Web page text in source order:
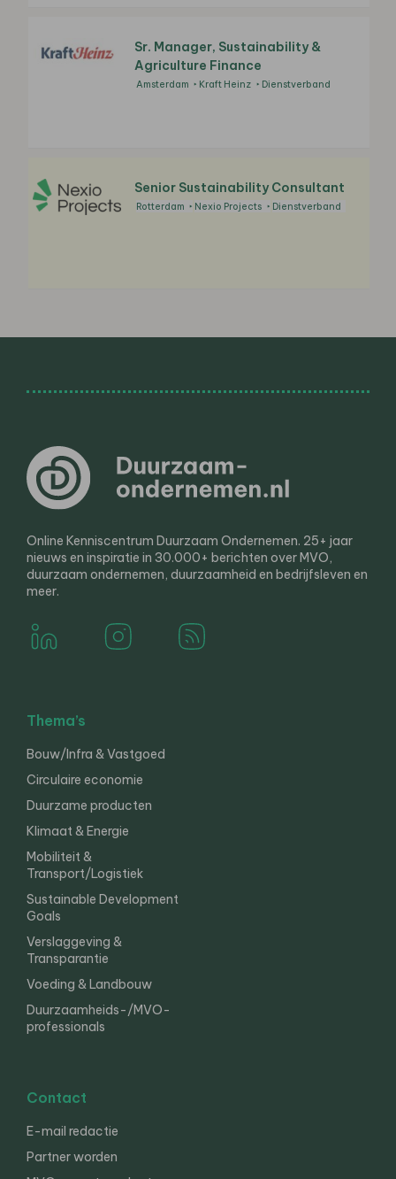
Sr. Manager, Sustainability &
Agriculture Finance
Amsterdam Kraft Heinz Dienstverband
Senior Sustainability Consultant
Rotterdam Nexio Projects Dienstverband
Online Kenniscentrum Duurzaam Ondernemen. 25+ jaar
nieuws en inspiratie in 30.000+ berichten over MVO,
duurzaam ondernemen, duurzaamheid en bedrijfsleven en
meer.
Thema’s
Bouw/Infra & Vastgoed
Circulaire economie
Duurzame producten
Klimaat & Energie
Mobiliteit &
Transport/Logistiek
Sustainable Development
Goals
Verslaggeving &
Transparantie
Voeding & Landbouw
Duurzaamheids-/MVO-
professionals
Contact
E-mail redactie
Partner worden